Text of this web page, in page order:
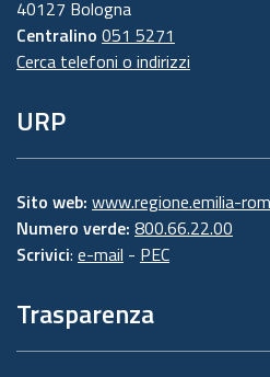
40127 Bologna
Centralino 051 5271
Cerca telefoni o indirizzi
URP
Sito web: www.regione.emilia-
Numero verde: 800.66.22.00
Scrivici: e-mail - PEC
Trasparenza